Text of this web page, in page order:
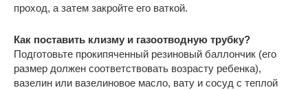
проход, а затем закройте его ваткой.
Как поставить клизму и газоотводную трубку?
Подготовьте прокипяченный резиновый баллончик (его
размер должен соответствовать возрасту ребенка),
вазелин или вазелиновое масло, вату и сосуд с теплой